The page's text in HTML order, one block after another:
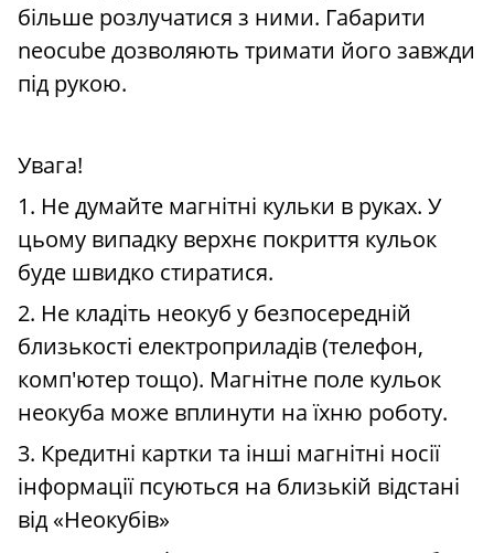
більше розлучатися з ними. Габарити
neocube дозволяють тримати його завжди
під рукою.
Увага!
1. Не думайте магнітні кульки в руках. У
цьому випадку верхнє покриття кульок
буде швидко стиратися.
2. Не кладіть неокуб у безпосередній
близькості електроприладів (телефон,
комп'ютер тощо). Магнітне поле кульок
неокуба може вплинути на їхню роботу.
3. Кредитні картки та інші магнітні носії
інформації псуються на близькій відстані
від «Неокубів»